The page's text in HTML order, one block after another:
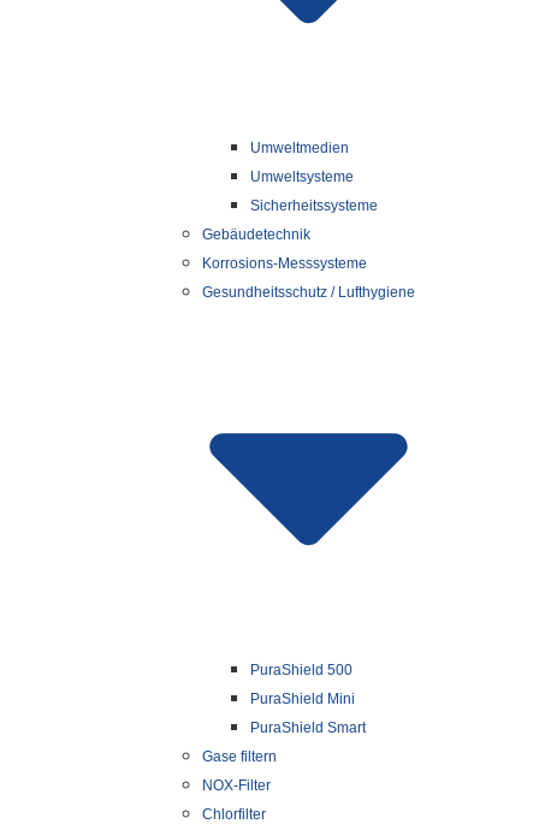
Umweltmedien
Umweltsysteme
Sicherheitssysteme
Gebäudetechnik
Korrosions-Messsysteme
Gesundheitsschutz / Lufthygiene
PuraShield 500
PuraShield Mini
PuraShield Smart
Gase filtern
NOX-Filter
Chlorfilter